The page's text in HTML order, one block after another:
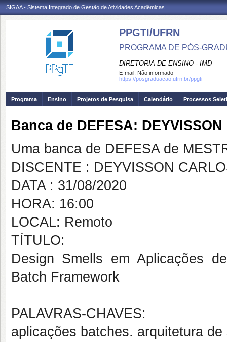
SIGAA - Sistema Integrado de Gestão de Atividades Acadêmicas
PPGTI/UFRN
PROGRAMA DE PÓS-
DIRETORIA DE ENSINO - IMD
E-mail: Não informado
https://posgraduacao.ufrn.br/ppgti
Programa Ensino Projetos de Pesquisa Calendário Processos
Banca de DEFESA:
Uma banca de DEFESA de
DISCENTE : DEYVISSON
DATA : 31/08/2020
HORA: 16:00
LOCAL: Remoto
TÍTULO:
Design Smells em Aplicações
Batch Framework
PALAVRAS-CHAVES:
aplicações batches. arquitetura